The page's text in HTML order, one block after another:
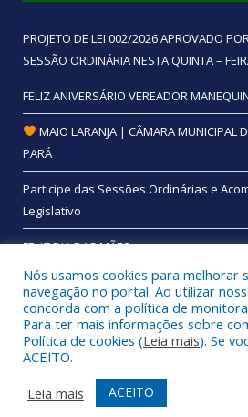
PROJETO DE LEI 002/2026 APROVADO
SESSÃO ORDINÁRIA NESTA QUINTA –
FELIZ ANIVERSÁRIO VEREADOR
MAIO LARANJA | CÂMARA MUNICIPAL
PARÁ
Participe das Sessões Ordinárias e
Legislativo
FELIZ DIA DAS MÃES
Todos os direitos reservados a
Bárbara do
Mapa do Site
Acessar Área
Acessar Webmail
Nós usamos cookies para melhorar
navegação no portal. Ao utilizar
concorda com a política de
Para ter mais informações sobre
Política de cookies (Leia mais). Se
ACEITO.
Leia mais
ACEITO